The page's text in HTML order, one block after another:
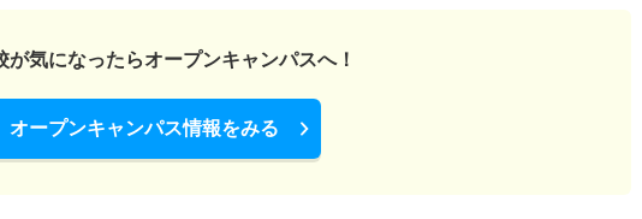
が気になったらオープンキャンパスへ！
オープンキャンパス情報をみる